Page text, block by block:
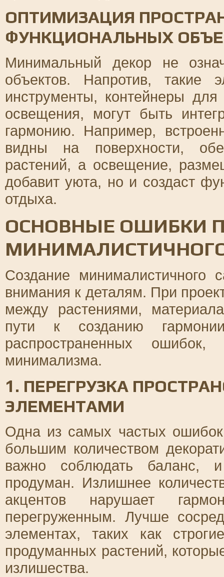
ОПТИМИЗАЦИЯ
ФУНКЦИОНАЛЬНЫХ
Минимальный декор не
объектов. Напротив, такие
инструменты, контейнеры
освещения, могут быть
гармонию. Например,
видны на поверхности,
растений, а освещение,
добавит уюта, но и создаст
отдыха.
ОСНОВНЫЕ ОШИБКИ
Создание минималистичного
внимания к деталям. При
между растениями,
пути к созданию
распространенных
минимализма.
1. ПЕРЕГРУЗКА
ЭЛЕМЕНТАМИ
Одна из самых частых
большим количеством
важно соблюдать баланс,
продуман. Излишнее
акцентов нарушает
перегруженным. Лучше
элементах, таких как
продуманных растений,
излишества.